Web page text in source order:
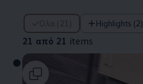
Όλα (21) Highlights (2)
21 από 21 items
21 από 21 items